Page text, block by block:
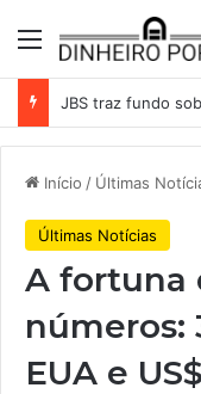
Menu
Início / Últimas
Últimas Notícias
A fortuna
números:
EUA e